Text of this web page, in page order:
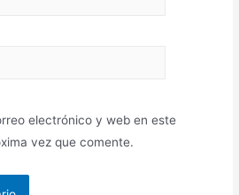
electrónico y web en este
vez que comente.